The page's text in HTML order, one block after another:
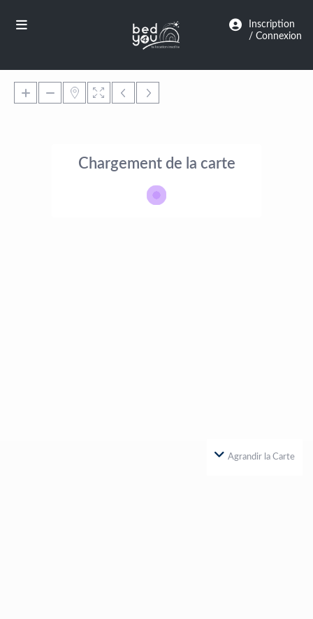
Inscription
/ Connexion
Chargement de la carte
Agrandir la Carte